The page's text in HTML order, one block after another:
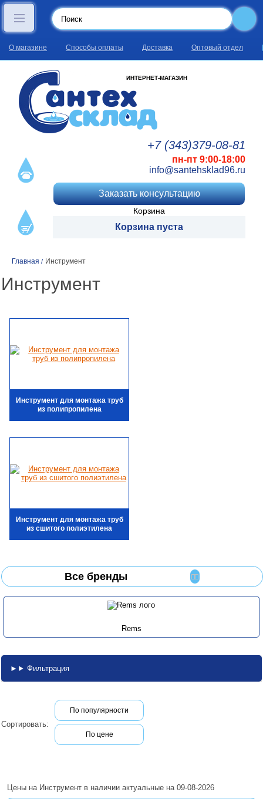
О магазине Способы оплаты Доставка Оптовый отдел
ИНТЕРНЕТ-МАГАЗИН
+7 (343)379-08-81
пн-пт 9:00-18:00
info@santehsklad96.ru
Заказать консультацию
Корзина
Корзина пуста
Главная / Инструмент
Инструмент
Инструмент для монтажа труб
из полипропилена
Инструмент для монтажа труб
из сшитого полиэтилена
Все бренды
Rems
Фильтрация
Сортировать:
По популярности
По цене
Цены на Инструмент в наличии актуальные на 09-08-2026